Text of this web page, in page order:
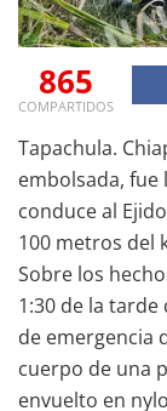
865
COMPARTIDOS
Tapachula.
embolsada, fue
conduce al
100 metros del
Sobre los
1:30 de la
de emergencia
cuerpo de una
envuelto en